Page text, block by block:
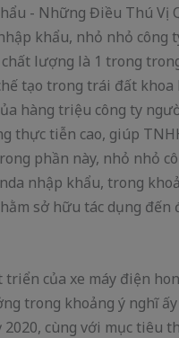
khẩu, nhỏ nhỏ
chất lượng là 1 trong
tạo trong trái đất khoa
hàng triệu công ty
thực tiễn cao, giúp
phần này, nhỏ nhỏ
nhập khẩu, trong
sở hữu tác dụng
của xe máy điện
trong khoảng ý nghĩ
cùng với mục tiêu